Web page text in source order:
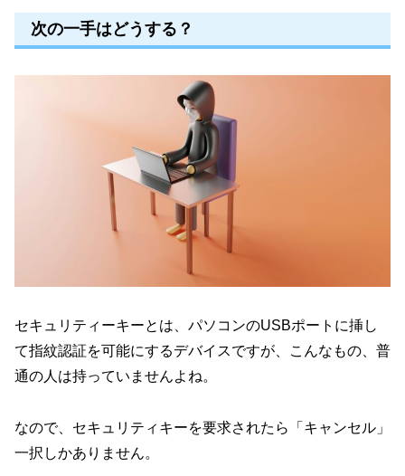
次の一手はどうする？
セキュリティーキーとは、パソコンのUSBポートに挿し
て指紋認証を可能にするデバイスですが、こんなもの、普
通の人は持っていませんよね。
なので、セキュリティキーを要求されたら「キャンセル」
一択しかありません。